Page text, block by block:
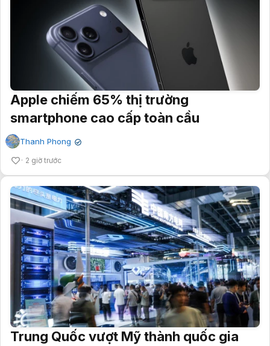
Apple chiếm 65% thị trường
smartphone cao cấp toàn cầu
Thanh Phong ✔
2 giờ trước
Trung Quốc vượt Mỹ thành quốc gia